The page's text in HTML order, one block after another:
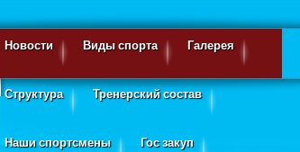
Новости Виды спорта Галерея
Структура Тренерский состав
Наши спортсмены Гос закуп